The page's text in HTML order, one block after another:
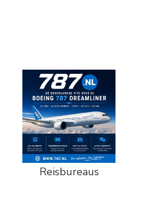
Reisbureaus